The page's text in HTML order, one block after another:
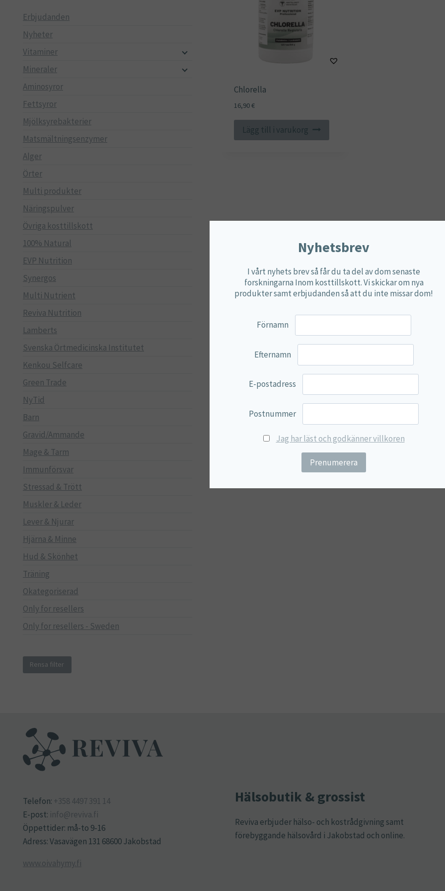
Chlorella
16,90€
Lägg till i varukorg
Erbjudanden
Nyheter
Vitaminer
Mineraler
Aminosyror
Fettsyror
Mjölksyrebakterier
Matsmältningsenzymer
Alger
Örter
Multi produkter
Näringspulver
Övriga kosttillskott
100% Natural
EVP Nutrition
Synergos
Multi Nutrient
Reviva Nutrition
Lamberts
Svenska Örtmedicinska Institutet
Kenkou Selfcare
Green Trade
NyTid
Barn
Gravid/Ammande
Mage & Tarm
Immunförsvar
Stressad & Trött
Muskler & Leder
Lever & Njurar
Hjärna & Minne
Hud & Skönhet
Träning
Okategoriserad
Only for resellers
Only for resellers - Sweden
Rensa filter
Telefon: +358 4497 391 14
E-post: info@reviva.fi
Öppettider: må-to 9-16
Adress: Vasavägen 131 68600 Jakobstad
www.oivahymy.fi
Hälsobutik & grossist
Reviva erbjuder hälso- och kostrådgivning samt
förebyggande hälsovård i Jakobstad och online.
Nyhetsbrev
I vårt nyhets brev så får du ta del av dom senaste
forskningarna Inom kosttillskott. Vi skickar om nya
produkter samt erbjudanden så att du inte missar dom!
Förnamn
Efternamn
E-postadress
Postnummer
Jag har läst och godkänner villkoren